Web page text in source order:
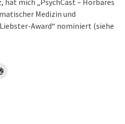
hat mich „PsychCast – Hörbares
Medizin und
Award“ nominiert (siehe